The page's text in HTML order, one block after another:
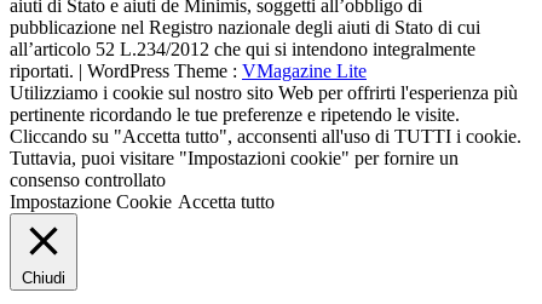
aiuti di Stato e aiuti de Minimis, soggetti all’obbligo di
pubblicazione nel Registro nazionale degli aiuti di Stato di cui
all’articolo 52 L.234/2012 che qui si intendono integralmente
riportati. | WordPress Theme : VMagazine Lite
Utilizziamo i cookie sul nostro sito Web per offrirti l'esperienza più
pertinente ricordando le tue preferenze e ripetendo le visite.
Cliccando su "Accetta tutto", acconsenti all'uso di TUTTI i cookie.
Tuttavia, puoi visitare "Impostazioni cookie" per fornire un
consenso controllato
Impostazione Cookie Accetta tutto
Chiudi